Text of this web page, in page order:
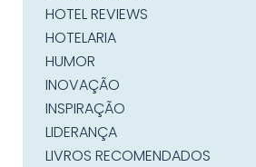
HOTEL REVIEWS
HOTELARIA
HUMOR
INOVAÇÃO
INSPIRAÇÃO
LIDERANÇA
LIVROS RECOMENDADOS